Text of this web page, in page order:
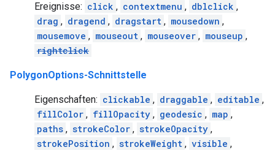
Ereignisse: click , contextmenu , dblclick ,
drag , dragend , dragstart , mousedown ,
mousemove , mouseout , mouseover , mouseup ,
rightclick
PolygonOptions-Schnittstelle
Eigenschaften: clickable , draggable , editable ,
fillColor , fillOpacity , geodesic , map ,
paths , strokeColor , strokeOpacity ,
strokePosition , strokeWeight , visible ,